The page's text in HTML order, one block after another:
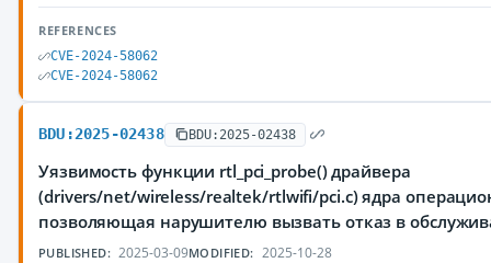
REFERENCES
CVE-2024-58062
CVE-2024-58062
BDU:2025-02438 BDU:2025-02438
Уязвимость функции rtl_pci_probe() драйвера
(drivers/net/wireless/realtek/rtlwifi/pci.c) ядра
позволяющая нарушителю вызвать отказ в
PUBLISHED: 2025-03-09MODIFIED: 2025-10-28